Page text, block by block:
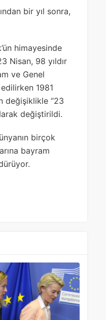
bir yıl sonra,
himayesinde
Nisan, 98 yıldır
ve Genel
1981
değişiklikle “23
değiştirildi.
birçok
bayram